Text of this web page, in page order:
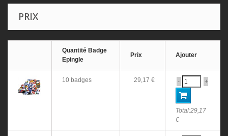
PRIX
Quantité Badge
Epingle
Prix Ajouter
10 badges 29,17 € - +
Total:29,17
€